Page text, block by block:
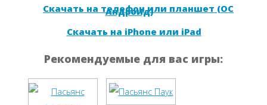
Скачать на телефон или планшет (ОС
Андроид)
Скачать на iPhone или iPad
Рекомендуемые для вас игры: